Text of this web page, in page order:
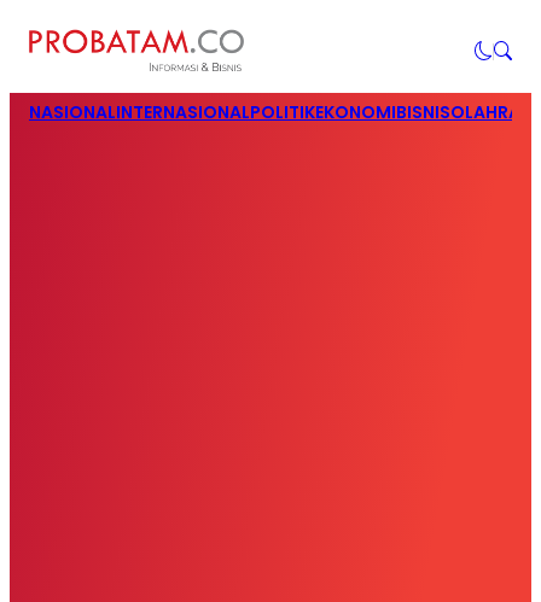
NASIONALINTERNASIONALPOLITIKEKONOMIBISNIS